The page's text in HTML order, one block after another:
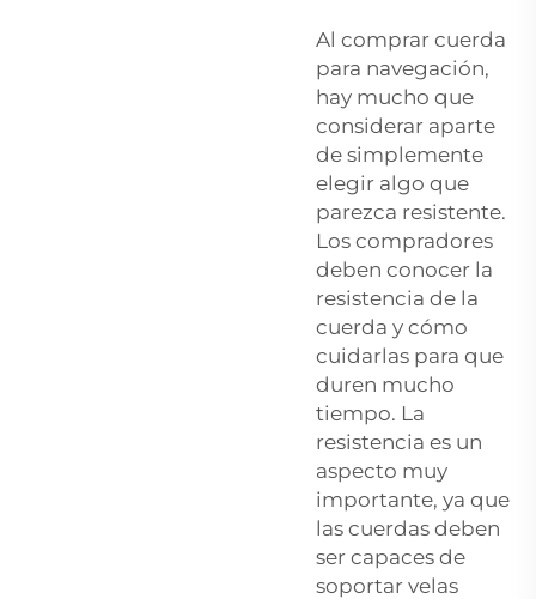
Al comprar cuerda
para navegación,
hay mucho que
considerar aparte
de simplemente
elegir algo que
parezca resistente.
Los compradores
deben conocer la
resistencia de la
cuerda y cómo
cuidarlas para que
duren mucho
tiempo. La
resistencia es un
aspecto muy
importante, ya que
las cuerdas deben
ser capaces de
soportar velas